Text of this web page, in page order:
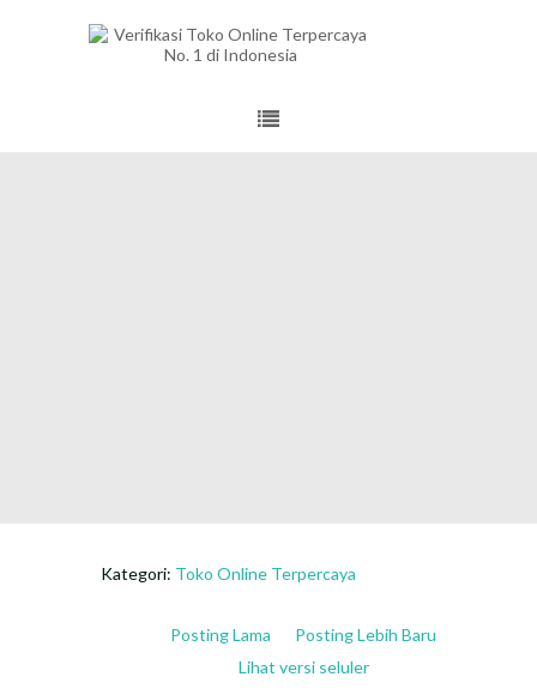
Kategori: Toko Online Terpercaya
Posting Lebih Baru
Posting Lama
Lihat versi seluler